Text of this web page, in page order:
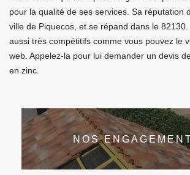
pour la qualité de ses services. Sa réputation
ville de Piquecos, et se répand dans le
aussi très compétitifs comme vous pouvez le
web. Appelez-la pour lui demander un devis
en zinc.
NOS